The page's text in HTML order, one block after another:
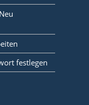
festlegen